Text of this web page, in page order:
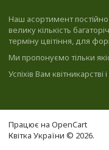
Наш асортимент
велику кількість
терміну цвітіння, для
Ми пропонуємо тільки
Успіхів Вам квітникарстві
Працює на OpenCart
Квітка України © 2026.